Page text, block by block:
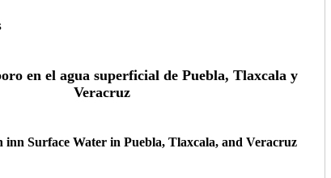
en el agua superficial de Puebla, Tlaxcala y
Veracruz
inn Surface Water in Puebla, Tlaxcala, and Veracruz